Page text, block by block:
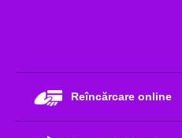
Reîncărcare online